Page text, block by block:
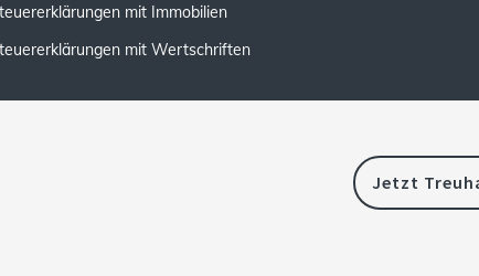
mit Immobilien
mit Wertschriften
Jetzt